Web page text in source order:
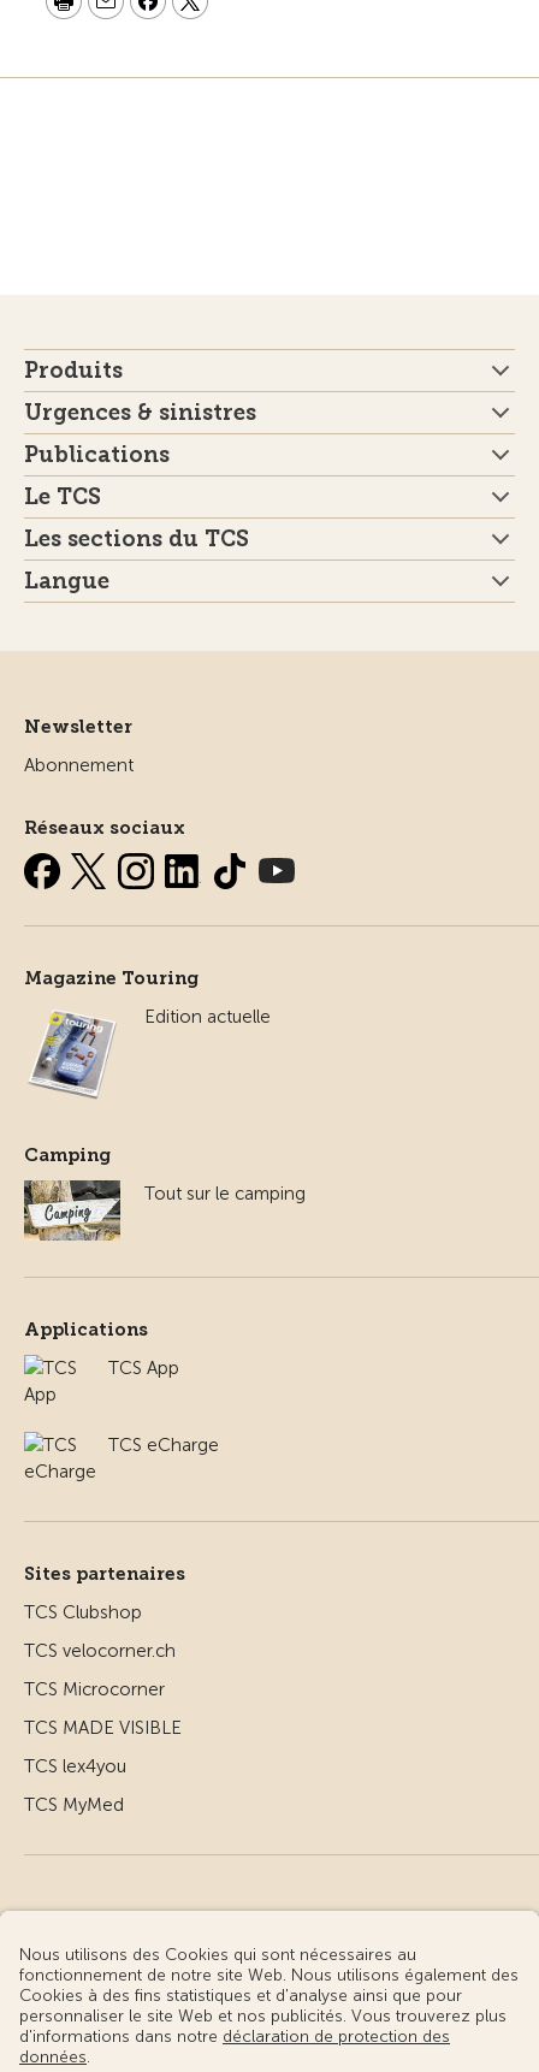
Produits
Urgences & sinistres
Publications
Le TCS
Les sections du TCS
Langue
Newsletter
Abonnement
Réseaux sociaux
Magazine Touring
Edition actuelle
Camping
Tout sur le camping
Applications
TCS App
TCS eCharge
Sites partenaires
TCS Clubshop
TCS velocorner.ch
TCS Microcorner
TCS MADE VISIBLE
TCS lex4you
TCS MyMed